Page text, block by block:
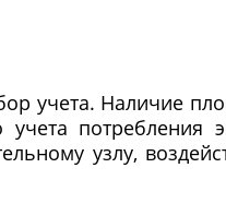
учета. Наличие
потребления
узлу,